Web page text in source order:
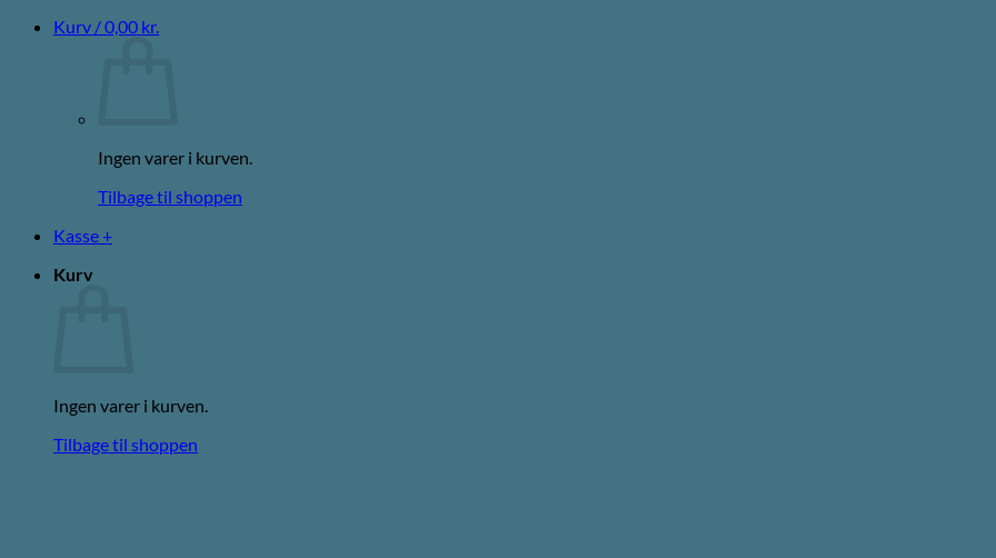
Kurv /0,00 kr.
Ingen varer i kurven.
Tilbage til shoppen
Kasse +
Kurv
Ingen varer i kurven.
Tilbage til shoppen